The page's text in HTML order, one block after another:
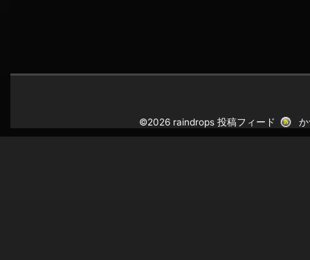
©2026 raindrops投稿フィード